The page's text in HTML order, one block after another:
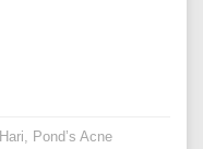
Pond’s Acne